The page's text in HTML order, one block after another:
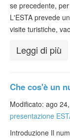
Contatto
se precedente,
L'ESTA prevede
visite turistiche,
Leggi di più
Che cos'è un
Modificato: ago
presentazione
Introduzione Il